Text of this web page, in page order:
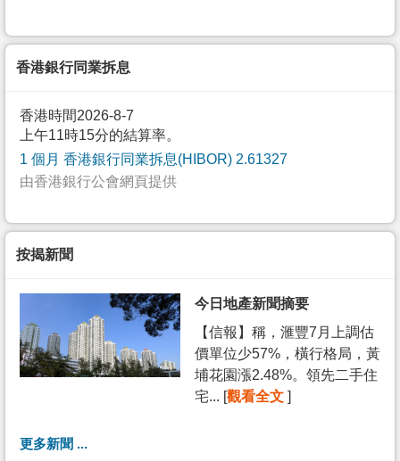
香港銀行同業拆息
香港時間2026-8-7
上午11時15分的結算率。
1 個月 香港銀行同業拆息(HIBOR) 2.61327
由香港銀行公會網頁提供
按揭新聞
今日地產新聞摘要
【信報】稱，滙豐7月上調估
價單位少57%，橫行格局，黃
埔花園漲2.48%。領先二手住
宅... [觀看全文 ]
更多新聞 ...